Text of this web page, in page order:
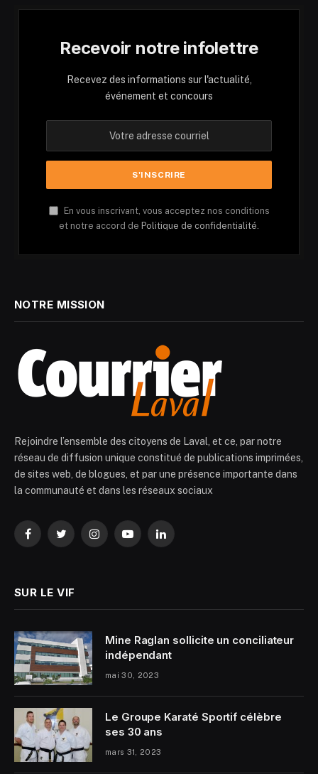
Recevoir notre infolettre
Recevez des informations sur l'actualité,
événement et concours
En vous inscrivant, vous acceptez nos conditions
et notre accord de Politique de confidentialité.
NOTRE MISSION
Rejoindre l’ensemble des citoyens de Laval, et ce, par notre
réseau de diffusion unique constitué de publications imprimées,
de sites web, de blogues, et par une présence importante dans
la communauté et dans les réseaux sociaux
FacebookTwitterInstagramYouTubeLinkedIn
SUR LE VIF
Mine Raglan sollicite un conciliateur
indépendant
mai 30, 2023
Le Groupe Karaté Sportif célèbre
ses 30 ans
mars 31, 2023